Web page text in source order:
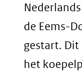
de Eems-
gestart.
het